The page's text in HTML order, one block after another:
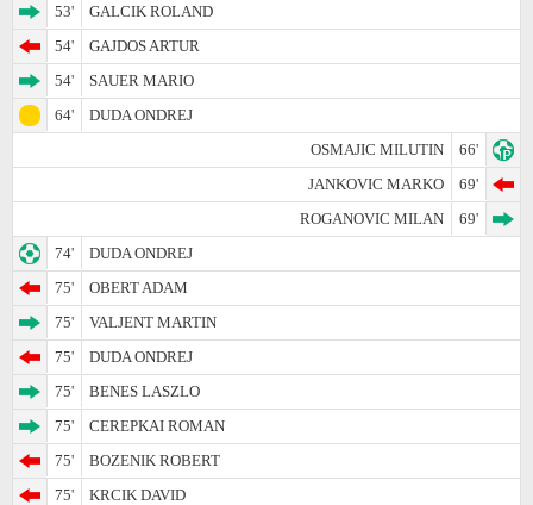
53'
GALCIK ROLAND
54'
GAJDOS ARTUR
54'
SAUER MARIO
64'
DUDA ONDREJ
OSMAJIC MILUTIN
66'
JANKOVIC MARKO
69'
ROGANOVIC MILAN
69'
74'
DUDA ONDREJ
75'
OBERT ADAM
75'
VALJENT MARTIN
75'
DUDA ONDREJ
75'
BENES LASZLO
75'
CEREPKAI ROMAN
75'
BOZENIK ROBERT
75'
KRCIK DAVID